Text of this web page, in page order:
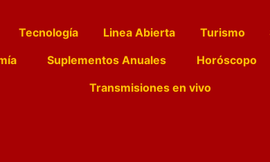
Tecnología Linea Abierta Turismo
Suplementos Anuales Horóscopo
Transmisiones en vivo